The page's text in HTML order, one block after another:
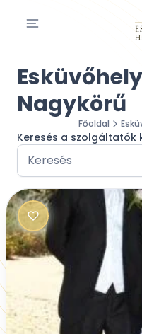
Nagykörű
Főoldal
Keresés a szolgáltatók